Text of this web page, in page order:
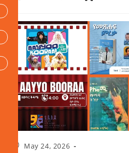
May 24, 2026